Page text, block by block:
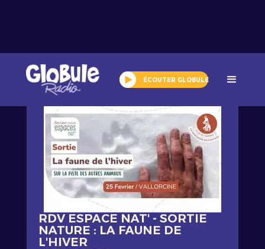
ÉCOUTER GLOBULE
Tout l'agenda
RDV ESPACE NAT' - SORTIE
NATURE : LA FAUNE DE
L'HIVER